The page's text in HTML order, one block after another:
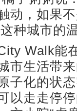
动，如果
种城市的
Walk能
市生活带
子化的状
以走走停